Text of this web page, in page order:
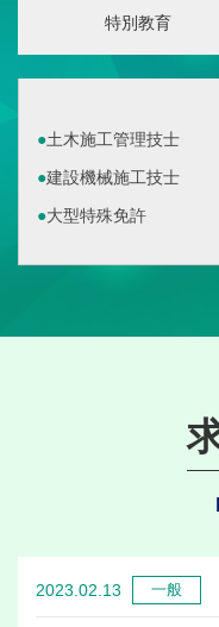
特別教育
土木施工管理技士
建設機械施工技士
大型特殊免許
2023.02.13 一般